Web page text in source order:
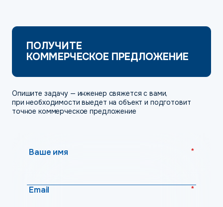
ПОЛУЧИТЕ
КОММЕРЧЕСКОЕ ПРЕДЛОЖЕНИЕ
Опишите задачу — инженер свяжется с вами,
при необходимости выедет на объект и подготовит
точное коммерческое предложение
Ваше имя *
Email *